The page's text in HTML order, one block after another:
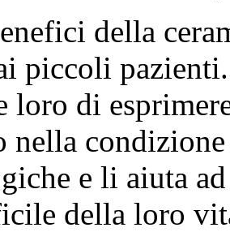
della
piccoli
loro di
nella
e li aiuta
della loro